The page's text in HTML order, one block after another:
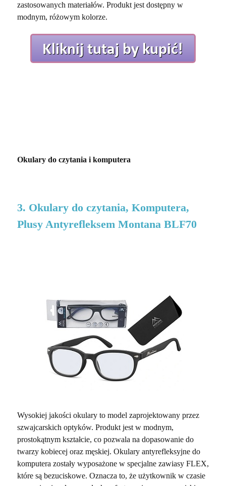
zastosowanych materiałów. Produkt jest dostępny w
modnym, różowym kolorze.
Okulary do czytania i komputera
3. Okulary do czytania, Komputera,
Plusy Antyrefleksem Montana BLF70
Wysokiej jakości okulary to model zaprojektowany przez
szwajcarskich optyków. Produkt jest w modnym,
prostokątnym kształcie, co pozwala na dopasowanie do
twarzy kobiecej oraz męskiej. Okulary antyrefleksyjne do
komputera zostały wyposażone w specjalne zawiasy FLEX,
które są bezuciskowe. Oznacza to, że użytkownik w czasie